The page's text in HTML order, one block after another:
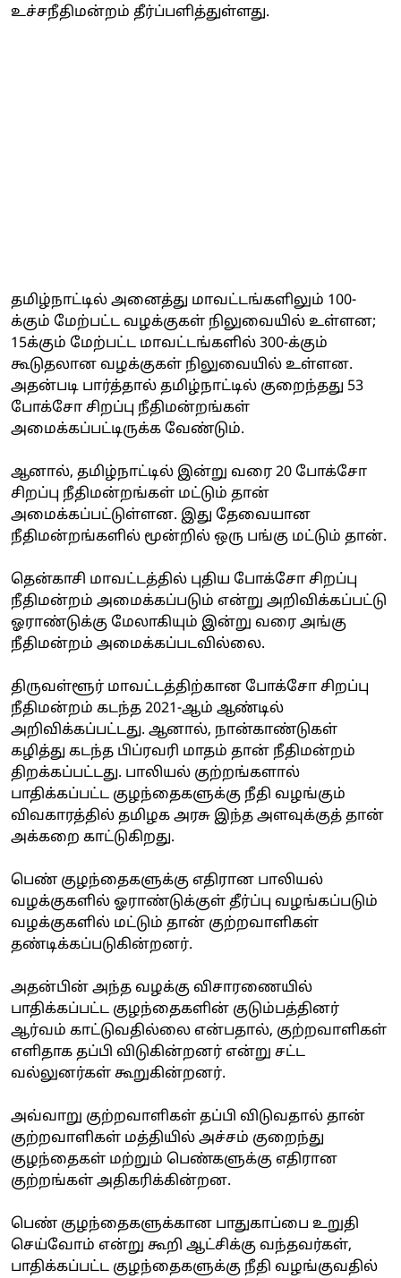
உச்சநீதிமன்றம் தீர்ப்பளித்துள்ளது.
தமிழ்நாட்டில் அனைத்து மாவட்டங்களிலும் 100-
க்கும் மேற்பட்ட வழக்குகள் நிலுவையில் உள்ளன;
15க்கும் மேற்பட்ட மாவட்டங்களில் 300-க்கும்
கூடுதலான வழக்குகள் நிலுவையில் உள்ளன.
அதன்படி பார்த்தால் தமிழ்நாட்டில் குறைந்தது 53
போக்சோ சிறப்பு நீதிமன்றங்கள்
அமைக்கப்பட்டிருக்க வேண்டும்.
ஆனால், தமிழ்நாட்டில் இன்று வரை 20 போக்சோ
சிறப்பு நீதிமன்றங்கள் மட்டும் தான்
அமைக்கப்பட்டுள்ளன. இது தேவையான
நீதிமன்றங்களில் மூன்றில் ஒரு பங்கு மட்டும் தான்.
தென்காசி மாவட்டத்தில் புதிய போக்சோ சிறப்பு
நீதிமன்றம் அமைக்கப்படும் என்று அறிவிக்கப்பட்டு
ஓராண்டுக்கு மேலாகியும் இன்று வரை அங்கு
நீதிமன்றம் அமைக்கப்படவில்லை.
திருவள்ளூர் மாவட்டத்திற்கான போக்சோ சிறப்பு
நீதிமன்றம் கடந்த 2021-ஆம் ஆண்டில்
அறிவிக்கப்பட்டது. ஆனால், நான்காண்டுகள்
கழித்து கடந்த பிப்ரவரி மாதம் தான் நீதிமன்றம்
திறக்கப்பட்டது. பாலியல் குற்றங்களால்
பாதிக்கப்பட்ட குழந்தைகளுக்கு நீதி வழங்கும்
விவகாரத்தில் தமிழக அரசு இந்த அளவுக்குத் தான்
அக்கறை காட்டுகிறது.
பெண் குழந்தைகளுக்கு எதிரான பாலியல்
வழக்குகளில் ஓராண்டுக்குள் தீர்ப்பு வழங்கப்படும்
வழக்குகளில் மட்டும் தான் குற்றவாளிகள்
தண்டிக்கப்படுகின்றனர்.
அதன்பின் அந்த வழக்கு விசாரணையில்
பாதிக்கப்பட்ட குழந்தைகளின் குடும்பத்தினர்
ஆர்வம் காட்டுவதில்லை என்பதால், குற்றவாளிகள்
எளிதாக தப்பி விடுகின்றனர் என்று சட்ட
வல்லுனர்கள் கூறுகின்றனர்.
அவ்வாறு குற்றவாளிகள் தப்பி விடுவதால் தான்
குற்றவாளிகள் மத்தியில் அச்சம் குறைந்து
குழந்தைகள் மற்றும் பெண்களுக்கு எதிரான
குற்றங்கள் அதிகரிக்கின்றன.
பெண் குழந்தைகளுக்கான பாதுகாப்பை உறுதி
செய்வோம் என்று கூறி ஆட்சிக்கு வந்தவர்கள்,
பாதிக்கப்பட்ட குழந்தைகளுக்கு நீதி வழங்குவதில்